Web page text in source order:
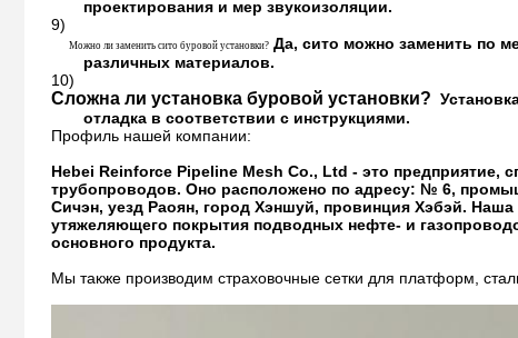
проектирования и мер звукоизоляции.
9)
Можно ли заменить сито буровой установки? Да, сито можно заменить по
различных материалов.
10)
Сложна ли установка буровой установки?
отладка в соответствии с инструкциями.
Профиль нашей компании:
Hebei Reinforce Pipeline Mesh Co., Ltd - это предприятие,
трубопроводов. Оно расположено по адресу: № 6,
Сичэн, уезд Раоян, город Хэншуй, провинция Хэбэй. Наша
утяжеляющего покрытия подводных нефте- и
основного продукта.
Мы также производим страховочные сетки для платформ,